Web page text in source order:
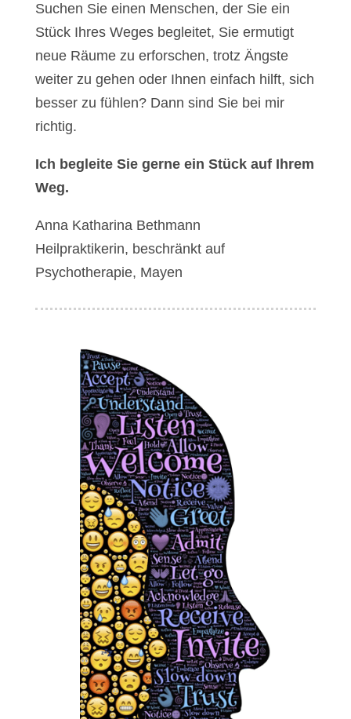
Suchen Sie einen Menschen, der Sie ein
Stück Ihres Weges begleitet, Sie ermutigt
neue Räume zu erforschen, trotz Ängste
weiter zu gehen oder Ihnen einfach hilft, sich
besser zu fühlen? Dann sind Sie bei mir
richtig.
Ich begleite Sie gerne ein Stück auf Ihrem
Weg.
Anna Katharina Bethmann
Heilpraktikerin, beschränkt auf
Psychotherapie, Mayen